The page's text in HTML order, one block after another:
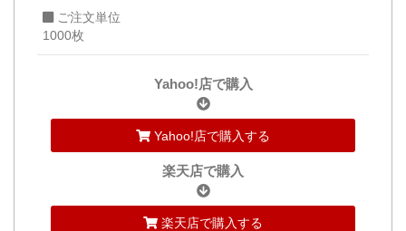
ご注文単位
1000枚
Yahoo!店で購入
Yahoo!店で購入する
楽天店で購入
楽天店で購入する